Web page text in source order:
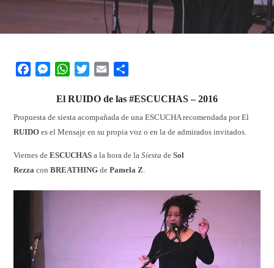
FacebookMessengerWhatsAppTwitterEmail
El RUIDO de las #ESCUCHAS– 2016
Propuesta de siesta acompañada de una ESCUCHA recomendada por El
RUIDO es el Mensaje en su propia voz o en la de admirados invitados.
Viernes deESCUCHAS a la hora de laSiesta deSol
Rezza conBREATHING dePamela Z